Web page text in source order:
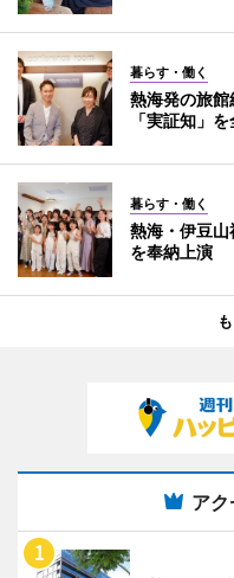
暮らす・働く
熱海発の旅
「実証知」
暮らす・働く
熱海・伊豆
を奉納上演
ア